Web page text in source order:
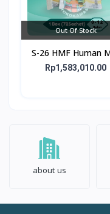
Out Of Stock
S-26 HMF Human
Fortifier GOLD
Rp1,583,010.00
about us